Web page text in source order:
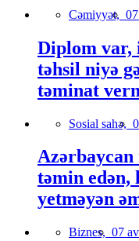
Cəmiyyət,
Diplom var,
təhsil niyə
təminat
Sosial sahə,
Azərbaycan
təmin edən,
yetməyən
Biznes, 07